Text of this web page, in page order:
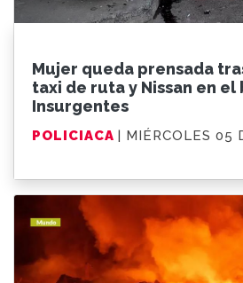
Mujer queda prensada
taxi de ruta y Nissan en el
Insurgentes
POLICIACA | MIÉRCOLES 05